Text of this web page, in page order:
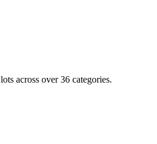
lots across over36 categories.